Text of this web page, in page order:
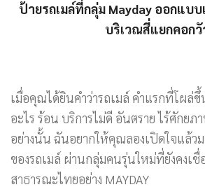
ป้ายรถเมล์ที่กลุ่ม Mayday ออกแบ
บริเวณสี่แยกคอกวั
เมื่อคุณได้ยินคำว่ารถเมล์ คำแรกที่โผล่
อะไร ร้อน บริการไม่ดี อันตราย ไร้ศักย
อย่างนั้น ฉันอยากให้คุณลองเปิดใจแล้ว
ของรถเมล์ ผ่านกลุ่มคนรุ่นใหม่ที่ยังคงเ
สาธารณะไทยอย่าง MAYDAY